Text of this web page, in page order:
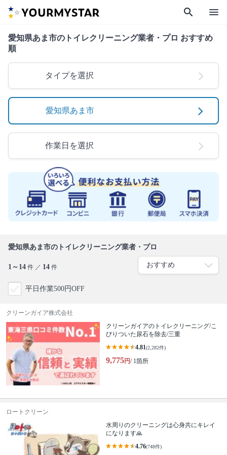
search menu
愛知県あま市のトイレクリーニング業者・プロ おすすめ
順
タイプを選択
愛知県あま市
作業日を選択
愛知県あま市のトイレクリーニング業者・プロ
1～14 件 ／ 14 件
平日作業500円OFF
クリーンガイア株式会社
クリーンガイアのトイレクリーニング/こ
びりついた尿石を除去/三重
4.81(2,282件)
9,775円/ 1箇所
ロートクリーン
水周りのクリーニングは心身共にキレイ
になります🙏
4.76(748件)